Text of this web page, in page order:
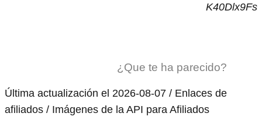
K40Dlx9Fs
¿Que te ha parecido?
Última actualización el 2026-08-07 / Enlaces de
afiliados / Imágenes de la API para Afiliados